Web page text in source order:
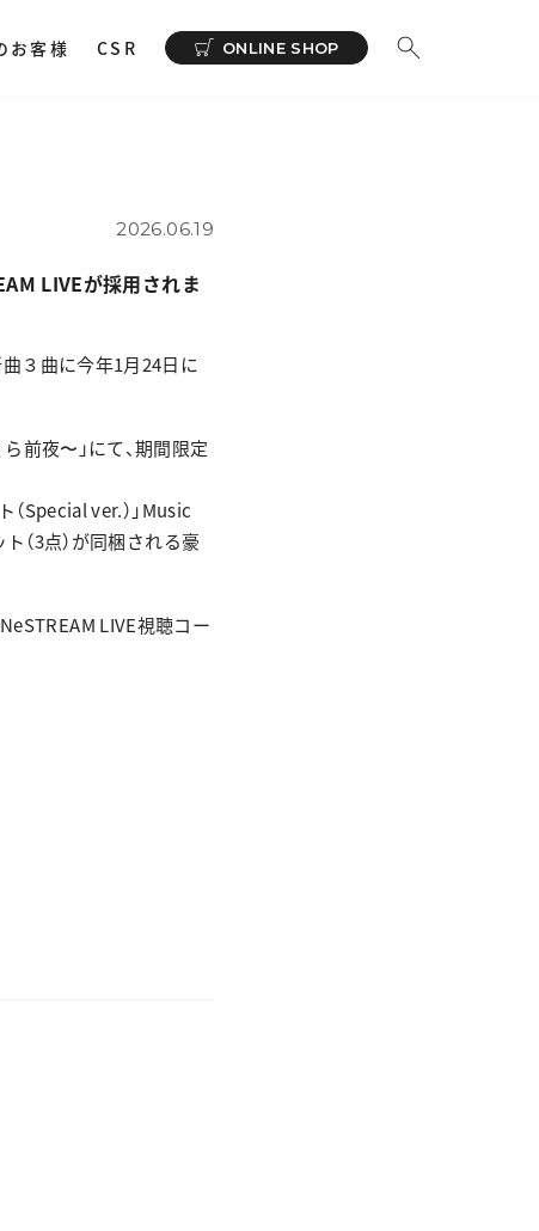
ストレージ
NeSYNC
お客様 CSR ONLINE SHOP
2026.06.19
LIVEが採用されま
曲３曲に今年1月24日に
前夜〜」にて、期間限定
Special ver.）」Music
（3点）が同梱される豪
LIVE視聴コー